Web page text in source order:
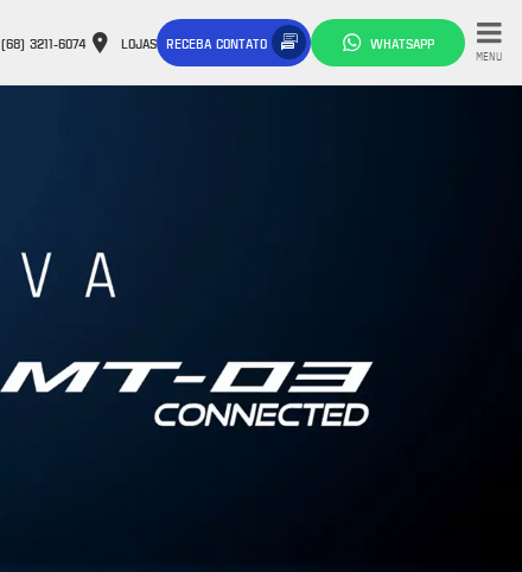
(68) 3211-6074 LOJAS RECEBA CONTATO WHATSAPP
MENU